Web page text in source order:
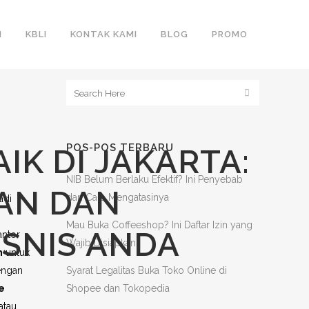
KBLI KONTAK KAMI BLOG PROMO
DI JAKARTA:
DAN
ANDA
untuk
POS-POS TERBARU
NIB Belum Berlaku Efektif? Ini Penyebab
dan Cara Mengatasinya
Mau Buka Coffeeshop? Ini Daftar Izin yang
Wajib Disiapkan
Syarat Legalitas Buka Toko Online di
Shopee dan Tokopedia